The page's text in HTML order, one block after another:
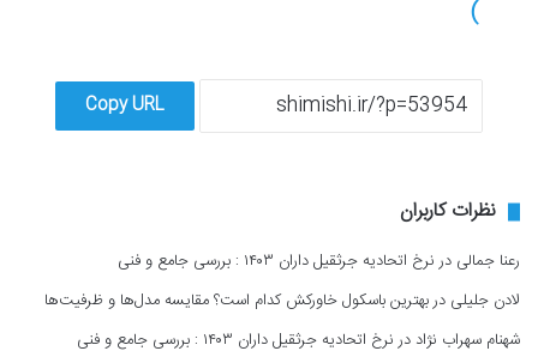
)
Copy URL
نظرات کاربران
رعنا جمالی درنرخ اتحادیه جرثقیل داران ۱۴۰۳ : بررسی جامع و فنی
لادن جلیلی دربهترین باسکول خاورکش کدام است؟ مقایسه مدل‌ها و ظرفیت‌ها
شهنام سهراب نژاد درنرخ اتحادیه جرثقیل داران ۱۴۰۳ : بررسی جامع و فنی